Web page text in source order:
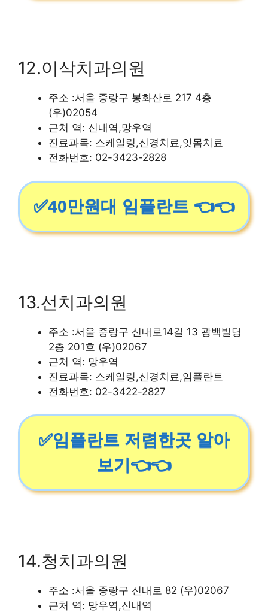
12.이삭치과의원
주소 :서울 중랑구 봉화산로 217 4층
(우)02054
근처 역: 신내역,망우역
진료과목: 스케일링,신경치료,잇몸치료
전화번호: 02-3423-2828
✅40만원대 임플란트 👈👈
13.선치과의원
주소 :서울 중랑구 신내로14길 13 광백빌딩
2층 201호 (우)02067
근처 역: 망우역
진료과목: 스케일링,신경치료,임플란트
전화번호: 02-3422-2827
✅임플란트 저렴한곳 알아
보기👈👈
14.청치과의원
주소 :서울 중랑구 신내로 82 (우)02067
근처 역: 망우역,신내역